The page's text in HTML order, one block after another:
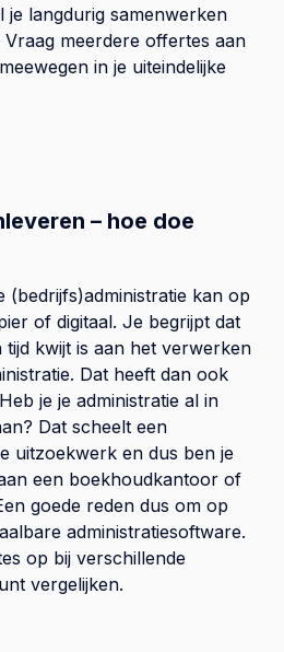
je langdurig samenwerken
meerdere offertes aan
in je uiteindelijke
– hoe doe
(bedrijfs)administratie kan op
of digitaal. Je begrijpt dat
kwijt is aan het verwerken
Dat heeft dan ook
je je administratie al in
Dat scheelt een
uitzoekwerk en dus ben je
een boekhoudkantoor of
goede reden dus om op
administratiesoftware.
op bij verschillende
vergelijken.